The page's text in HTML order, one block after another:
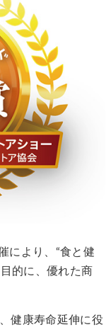
により、“食と健
的に、優れた商
健康寿命延伸に役